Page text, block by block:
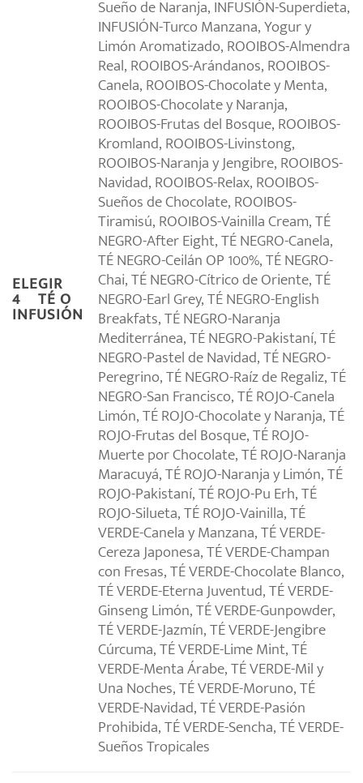
ELEGIR
4º TÉ O
INFUSIÓN
Sueño de Naranja, INFUSIÓN-Superdieta,
INFUSIÓN-Turco Manzana, Yogur y
Limón Aromatizado, ROOIBOS-Almendra
Real, ROOIBOS-Arándanos, ROOIBOS-
Canela, ROOIBOS-Chocolate y Menta,
ROOIBOS-Chocolate y Naranja,
ROOIBOS-Frutas del Bosque, ROOIBOS-
Kromland, ROOIBOS-Livinstong,
ROOIBOS-Naranja y Jengibre, ROOIBOS-
Navidad, ROOIBOS-Relax, ROOIBOS-
Sueños de Chocolate, ROOIBOS-
Tiramisú, ROOIBOS-Vainilla Cream, TÉ
NEGRO-After Eight, TÉ NEGRO-Canela,
TÉ NEGRO-Ceilán OP 100%, TÉ NEGRO-
Chai, TÉ NEGRO-Cítrico de Oriente, TÉ
NEGRO-Earl Grey, TÉ NEGRO-English
Breakfats, TÉ NEGRO-Naranja
Mediterránea, TÉ NEGRO-Pakistaní, TÉ
NEGRO-Pastel de Navidad, TÉ NEGRO-
Peregrino, TÉ NEGRO-Raíz de Regaliz, TÉ
NEGRO-San Francisco, TÉ ROJO-Canela
Limón, TÉ ROJO-Chocolate y Naranja, TÉ
ROJO-Frutas del Bosque, TÉ ROJO-
Muerte por Chocolate, TÉ ROJO-Naranja
Maracuyá, TÉ ROJO-Naranja y Limón, TÉ
ROJO-Pakistaní, TÉ ROJO-Pu Erh, TÉ
ROJO-Silueta, TÉ ROJO-Vainilla, TÉ
VERDE-Canela y Manzana, TÉ VERDE-
Cereza Japonesa, TÉ VERDE-Champan
con Fresas, TÉ VERDE-Chocolate Blanco,
TÉ VERDE-Eterna Juventud, TÉ VERDE-
Ginseng Limón, TÉ VERDE-Gunpowder,
TÉ VERDE-Jazmín, TÉ VERDE-Jengibre
Cúrcuma, TÉ VERDE-Lime Mint, TÉ
VERDE-Menta Árabe, TÉ VERDE-Mil y
Una Noches, TÉ VERDE-Moruno, TÉ
VERDE-Navidad, TÉ VERDE-Pasión
Prohibida, TÉ VERDE-Sencha, TÉ VERDE-
Sueños Tropicales